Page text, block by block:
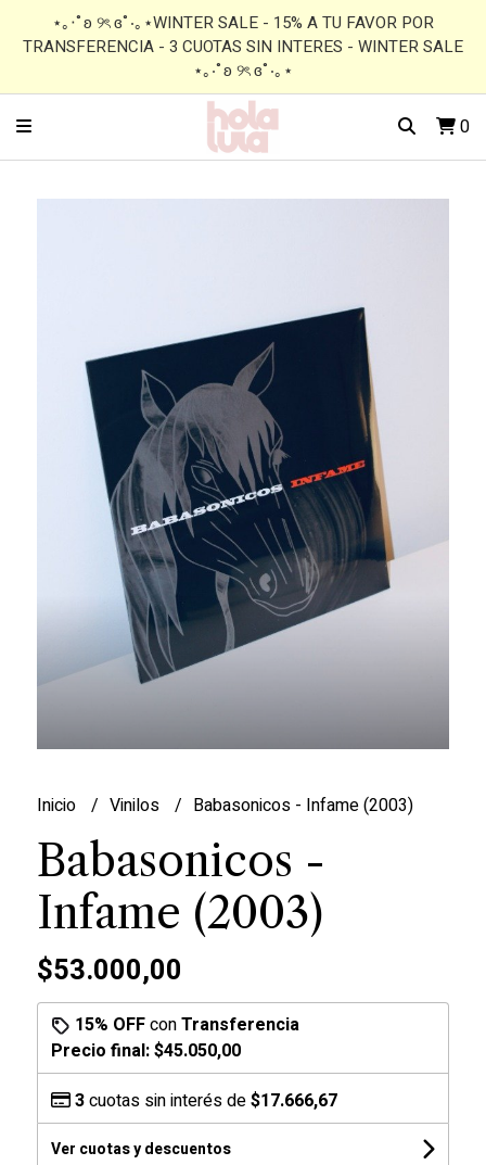
⋆｡‧˚ʚ ୨ৎ ɞ˚‧｡⋆WINTER SALE - 15% A TU FAVOR POR
TRANSFERENCIA - 3 CUOTAS SIN INTERES - WINTER SALE
⋆｡‧˚ʚ ୨ৎ ɞ˚‧｡⋆
0
Inicio Vinilos Babasonicos - Infame (2003)
Babasonicos -
Infame (2003)
$53.000,00
15% OFFconTransferencia
Precio final:$45.050,00
3cuotas sin interés de$17.666,67
Ver cuotas y descuentos